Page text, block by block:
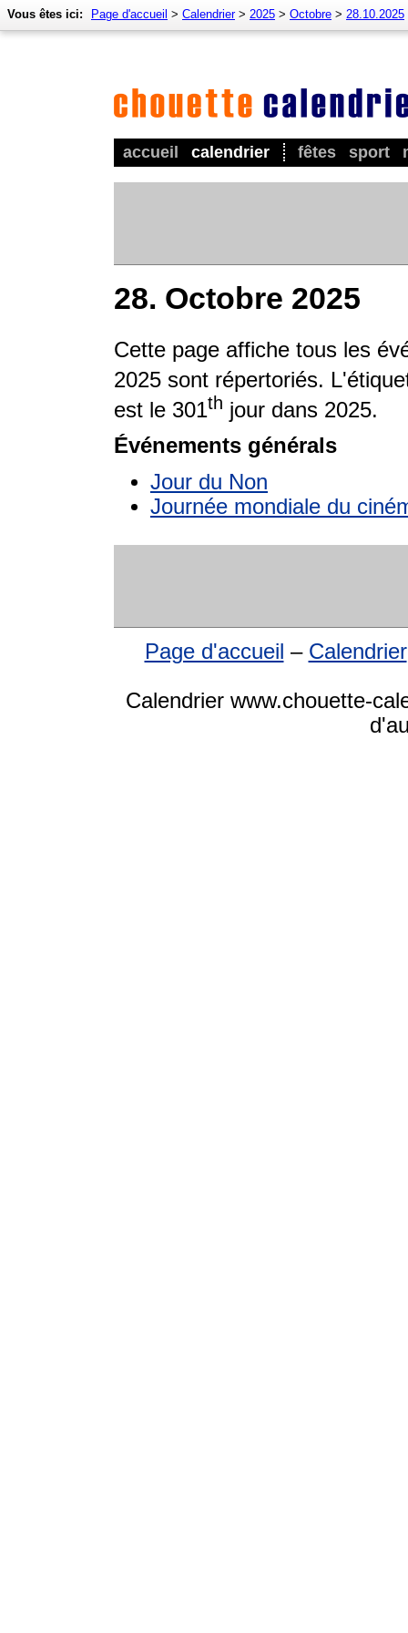
accueil calendrier fêtes sport
Vous êtes ici: Page d'accueil > Calendrier> 2025 > Octobre > 28.10.2025
28. Octobre 2025
Cette page affiche tous les
2025 sont répertoriés.
est le 301th jour dans 2025.
Événements générals
Jour du Non
Journée mondiale du
Page d'accueil – Calendrier
Calendrier www.chouette-